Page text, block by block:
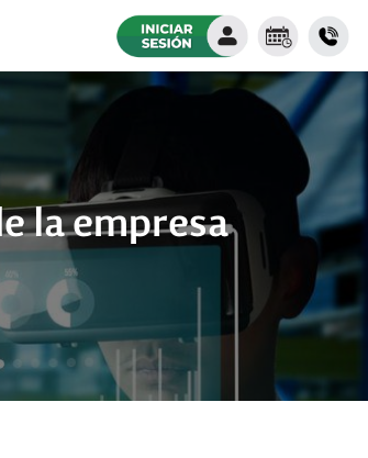
la empresa